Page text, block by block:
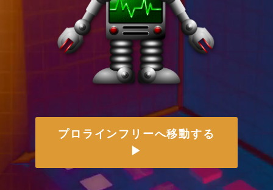
プロラインフリーへ移動する
▶